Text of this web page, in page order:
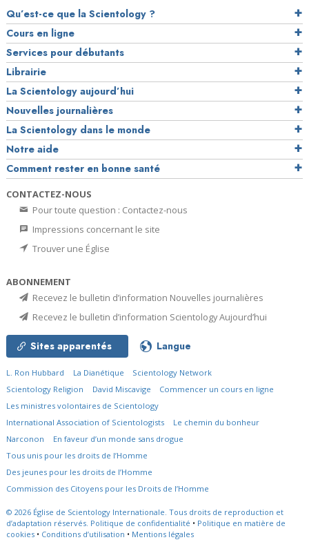
Qu’est-ce que la Scientology ?
Cours en ligne
Services pour débutants
Librairie
La Scientology aujourd’hui
Nouvelles journalières
La Scientology dans le monde
Notre aide
Comment rester en bonne santé
CONTACTEZ-NOUS
Pour toute question : Contactez-nous
Impressions concernant le site
Trouver une Église
ABONNEMENT
Recevez le bulletin d’information Nouvelles journalières
Recevez le bulletin d’information Scientology Aujourd’hui
Sites apparentés Langue
L. Ron Hubbard La Dianétique
Scientology Network
Scientology Religion
David Miscavige
Commencer un cours en ligne
Les ministres volontaires de Scientology
International Association of Scientologists
Le chemin du bonheur
Narconon
En faveur d’un monde sans drogue
Tous unis pour les droits de l’Homme
Des jeunes pour les droits de l’Homme
Commission des Citoyens pour les Droits de l’Homme
© 2026 Église de Scientology Internationale. Tous droits de reproduction et
d’adaptation réservés. Politique de confidentialité • Politique en matière de
cookies • Conditions d’utilisation • Mentions légales